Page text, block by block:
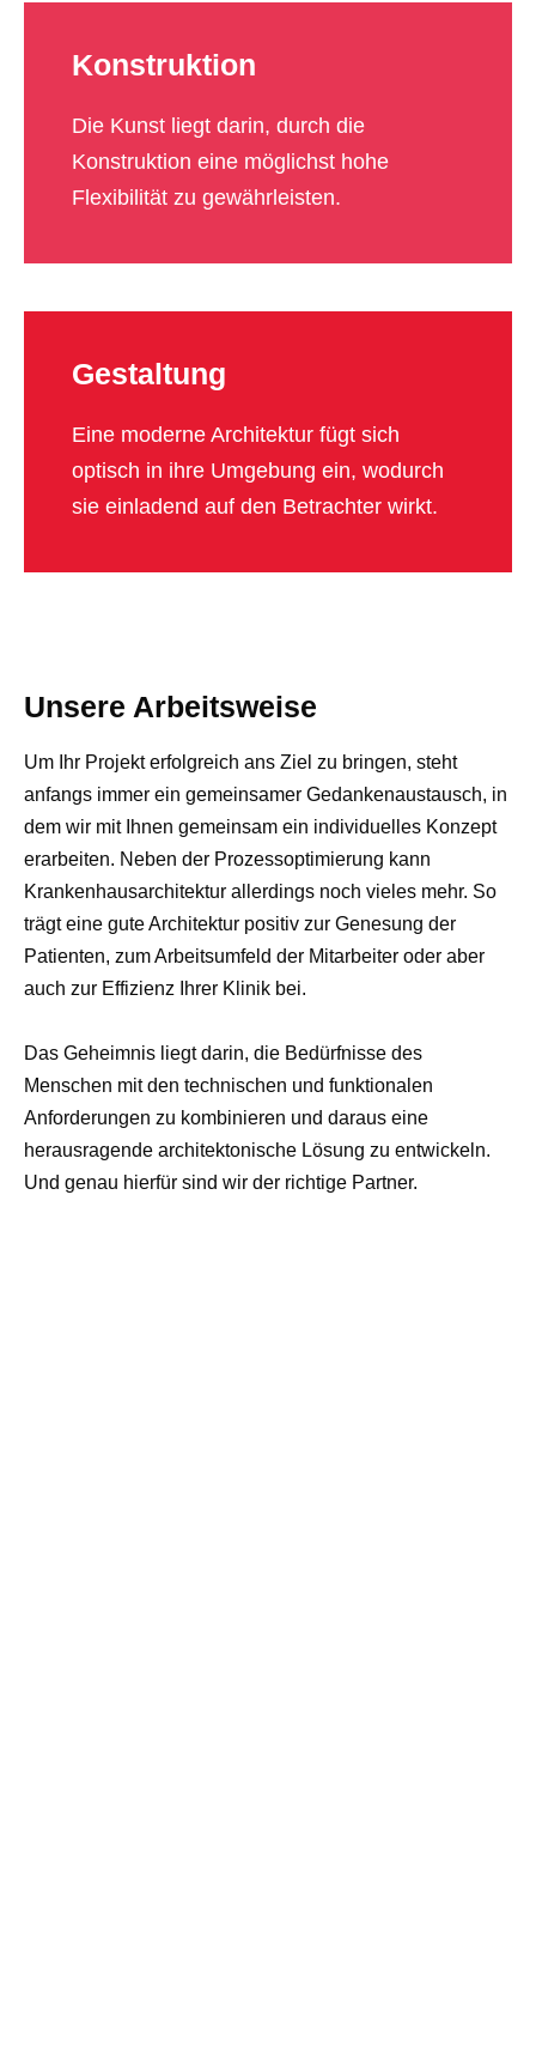
Konstruktion
Die Kunst liegt darin, durch die
Konstruktion eine möglichst hohe
Flexibilität zu gewährleisten.
Gestaltung
Eine moderne Architektur fügt sich
optisch in ihre Umgebung ein, wodurch
sie einladend auf den Betrachter wirkt.
Unsere Arbeitsweise
Um Ihr Projekt erfolgreich ans Ziel zu bringen, steht
anfangs immer ein gemeinsamer Gedankenaustausch, in
dem wir mit Ihnen gemeinsam ein individuelles Konzept
erarbeiten. Neben der Prozessoptimierung kann
Krankenhausarchitektur allerdings noch vieles mehr. So
trägt eine gute Architektur positiv zur Genesung der
Patienten, zum Arbeitsumfeld der Mitarbeiter oder aber
auch zur Effizienz Ihrer Klinik bei.
Das Geheimnis liegt darin, die Bedürfnisse des
Menschen mit den technischen und funktionalen
Anforderungen zu kombinieren und daraus eine
herausragende architektonische Lösung zu entwickeln.
Und genau hierfür sind wir der richtige Partner.